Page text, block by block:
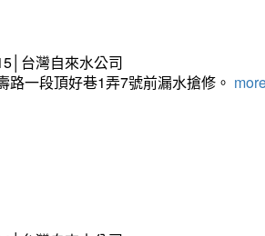
台灣自來水公司
路一段頂好巷1弄7號前漏水搶修。